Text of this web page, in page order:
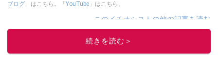
ブログ 」はこちら。「 YouTube 」はこちら。
このイチオシストの他の記事を読む
続きを読む＞